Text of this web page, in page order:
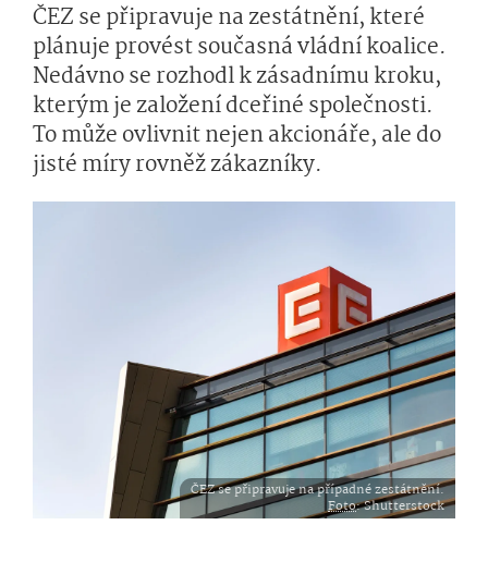
ČEZ se připravuje na zestátnění, které
plánuje provést současná vládní koalice.
Nedávno se rozhodl k zásadnímu kroku,
kterým je založení dceřiné společnosti.
To může ovlivnit nejen akcionáře, ale do
jisté míry rovněž zákazníky.
ČEZ se připravuje na případné zestátnění.
Foto: Shutterstock